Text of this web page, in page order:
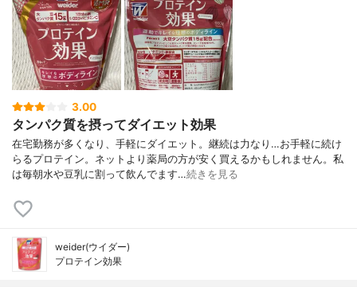
3.00
タンパク質を摂ってダイエット効果
在宅勤務が多くなり、手軽にダイエット。継続は力なり…お手軽に続け
らるプロテイン。ネットより薬局の方が安く買えるかもしれません。私
は毎朝水や豆乳に割って飲んでます…続きを見る
weider(ウイダー)
プロテイン効果